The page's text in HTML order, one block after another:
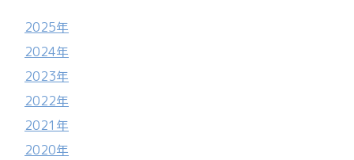
2025年
2024年
2023年
2022年
2021年
2020年